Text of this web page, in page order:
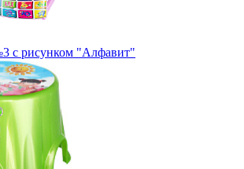
с рисунком "Алфавит"